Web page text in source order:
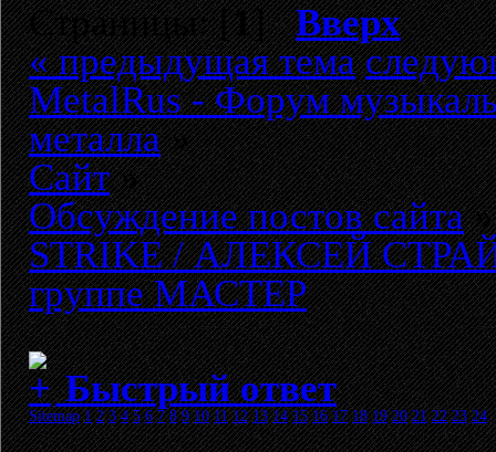
Страницы: [1]Вверх
« предыдущая тема
MetalRus - Форум
металла»
Сайт»
Обсуждение постов сайта»
STRIKE / АЛЕКСЕЙ
группе МАСТЕР
Быстрый ответ
Sitemap 1 2 3 4 5 6 7 8 9 10 11 12 13 14 15 16 17 18 19 20 21 22 23 24